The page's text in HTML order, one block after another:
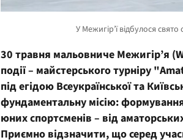
30 травня мальовниче Межигір’я
події– майстерського турніру
під егідою Всеукраїнської та
фундаментальну місію:
юнихспортсменів – від
Приємно відзначити, що серед